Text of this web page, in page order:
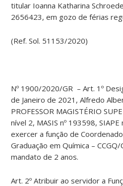
titular Ioanna Katharina
2656423, em gozo de férias
(Ref. Sol. 51153/2020)
Nº 1900/2020/GR – Art. 1º
de Janeiro de 2021, Alfredo
PROFESSOR MAGISTÉRIO
nível 2, MASIS nº 193598,
exercer a função de
Graduação em Química – CCGQ/
mandato de 2 anos.
Art. 2º Atribuir ao servidor a